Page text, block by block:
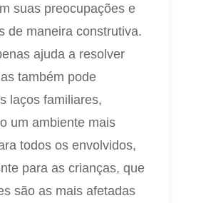
suas preocupações e
de maneira construtiva.
ajuda a resolver
também pode
laços familiares,
um ambiente mais
todos os envolvidos,
para as crianças, que
são as mais afetadas